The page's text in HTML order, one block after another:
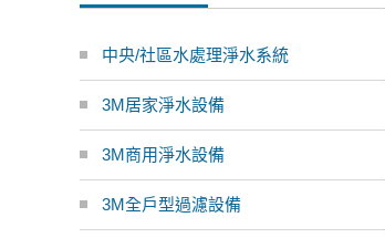
中央/社區水處理淨水系統
3M居家淨水設備
3M商用淨水設備
3M全戶型過濾設備